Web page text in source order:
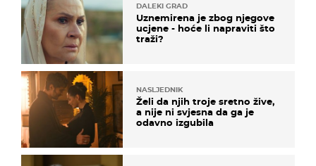
DALEKI GRAD
Uznemirena je zbog njegove
ucjene - hoće li napraviti što
traži?
NASLJEDNIK
Želi da njih troje sretno žive,
a nije ni svjesna da ga je
odavno izgubila